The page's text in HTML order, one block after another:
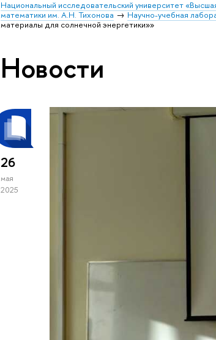
Национальный исследовательский университет
математики им. А.Н. Тихонова
Научно-учебная
материалы для солнечной энергетики»»
Новости
26
мая
2025